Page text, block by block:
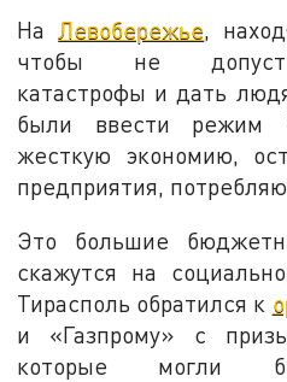
НаЛевобережье,
чтобы не
катастрофы и дать
были ввести
жесткую экономию,
предприятия,
Это большие
скажутся на
Тирасполь обратился к
и «Газпрому» с
которые могли бы